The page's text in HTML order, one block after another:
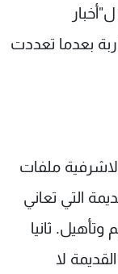
بعدما تعددت
ملفات
التي تعاني
ثانيا
لا